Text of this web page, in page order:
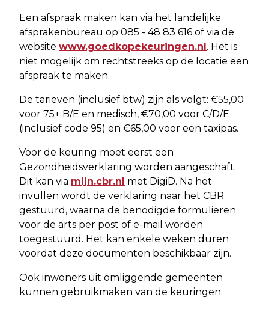
Een afspraak maken kan via het landelijke
afsprakenbureau op 085 - 48 83 616 of via de
website www.goedkopekeuringen.nl. Het is
niet mogelijk om rechtstreeks op de locatie een
afspraak te maken.
De tarieven (inclusief btw) zijn als volgt: €55,00
voor 75+ B/E en medisch, €70,00 voor C/D/E
(inclusief code 95) en €65,00 voor een taxipas.
Voor de keuring moet eerst een
Gezondheidsverklaring worden aangeschaft.
Dit kan via mijn.cbr.nl met DigiD. Na het
invullen wordt de verklaring naar het CBR
gestuurd, waarna de benodigde formulieren
voor de arts per post of e-mail worden
toegestuurd. Het kan enkele weken duren
voordat deze documenten beschikbaar zijn.
Ook inwoners uit omliggende gemeenten
kunnen gebruikmaken van de keuringen.